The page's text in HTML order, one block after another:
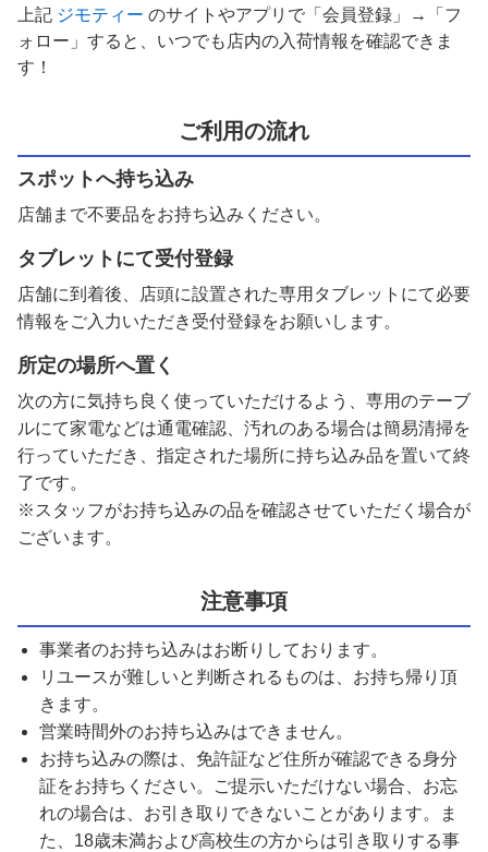
上記 ジモティー のサイトやアプリで「会員登録」→「フ
ォロー」すると、いつでも店内の入荷情報を確認できま
す！
ご利用の流れ
スポットへ持ち込み
店舗まで不要品をお持ち込みください。
タブレットにて受付登録
店舗に到着後、店頭に設置された専用タブレットにて必要
情報をご入力いただき受付登録をお願いします。
所定の場所へ置く
次の方に気持ち良く使っていただけるよう、専用のテーブ
ルにて家電などは通電確認、汚れのある場合は簡易清掃を
行っていただき、指定された場所に持ち込み品を置いて終
了です。
※スタッフがお持ち込みの品を確認させていただく場合が
ございます。
注意事項
事業者のお持ち込みはお断りしております。
リユースが難しいと判断されるものは、お持ち帰り頂
きます。
営業時間外のお持ち込みはできません。
お持ち込みの際は、免許証など住所が確認できる身分
証をお持ちください。ご提示いただけない場合、お忘
れの場合は、お引き取りできないことがあります。ま
た、18歳未満および高校生の方からは引き取りする事